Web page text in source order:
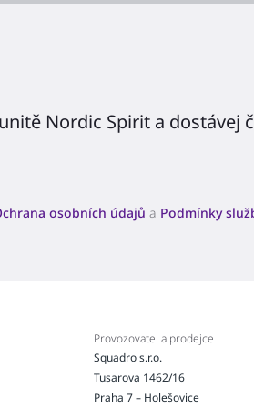
Nordic Spirit a dostávej
osobních údajů a Podmínky
Provozovatel a prodejce
Squadro s.r.o.
Tusarova 1462/16
Praha 7 – Holešovice